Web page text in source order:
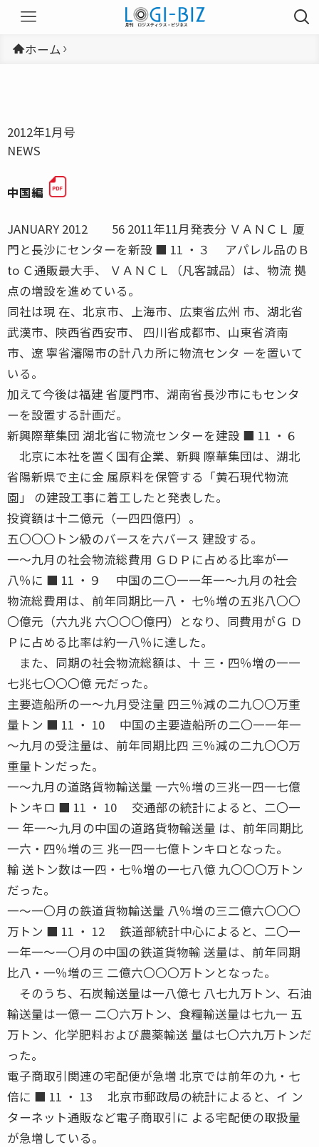
ホーム
2012年1月号
NEWS
中国編
JANUARY 2012 56 2011年11月発表分 ＶＡＮＣＬ 厦
門と長沙にセンターを新設 ■ 11 ・３ アパレル品のＢ
to Ｃ通販最大手、 ＶＡＮＣＬ（凡客誠品）は、物流 拠
点の増設を進めている。
同社は現 在、北京市、上海市、広東省広州 市、湖北省
武漢市、陝西省西安市、 四川省成都市、山東省済南
市、遼 寧省瀋陽市の計八カ所に物流センタ ーを置いて
いる。
加えて今後は福建 省厦門市、湖南省長沙市にもセンタ
ーを設置する計画だ。
新興際華集団 湖北省に物流センターを建設 ■ 11 ・６
北京に本社を置く国有企業、新興 際華集団は、湖北
省陽新県で主に金 属原料を保管する「黄石現代物流
園」 の建設工事に着工したと発表した。
投資額は十二億元（一四四億円）。
五〇〇〇トン級のバースを六バース 建設する。
一〜九月の社会物流総費用 ＧＤＰに占める比率が一
八％に ■ 11 ・９ 中国の二〇一一年一〜九月の社会
物流総費用は、前年同期比一八・ 七％増の五兆八〇〇
〇億元（六九兆 六〇〇〇億円）となり、同費用がＧ Ｄ
Ｐに占める比率は約一八％に達した。
また、同期の社会物流総額は、十 三・四％増の一一
七兆七〇〇〇億 元だった。
主要造船所の一〜九月受注量 四三％減の二九〇〇万重
量トン ■ 11 ・ 10 中国の主要造船所の二〇一一年一
〜九月の受注量は、前年同期比四 三％減の二九〇〇万
重量トンだった。
一〜九月の道路貨物輸送量 一六％増の三兆一四一七億
トンキロ ■ 11 ・ 10 交通部の統計によると、二〇一
一 年一〜九月の中国の道路貨物輸送量 は、前年同期比
一六・四％増の三 兆一四一七億トンキロとなった。
輸 送トン数は一四・七％増の一七八億 九〇〇〇万トン
だった。
一〜一〇月の鉄道貨物輸送量 八％増の三二億六〇〇〇
万トン ■ 11 ・ 12 鉄道部統計中心によると、二〇一
一年一〜一〇月の中国の鉄道貨物輸 送量は、前年同期
比八・一％増の三 二億六〇〇〇万トンとなった。
そのうち、石炭輸送量は一八億七 八七九万トン、石油
輸送量は一億一 二〇六万トン、食糧輸送量は七九一 五
万トン、化学肥料および農薬輸送 量は七〇六九万トンだ
った。
電子商取引関連の宅配便が急増 北京では前年の九・七
倍に ■ 11 ・ 13 北京市郵政局の統計によると、イ ン
ターネット通販など電子商取引に よる宅配便の取扱量
が急増している。